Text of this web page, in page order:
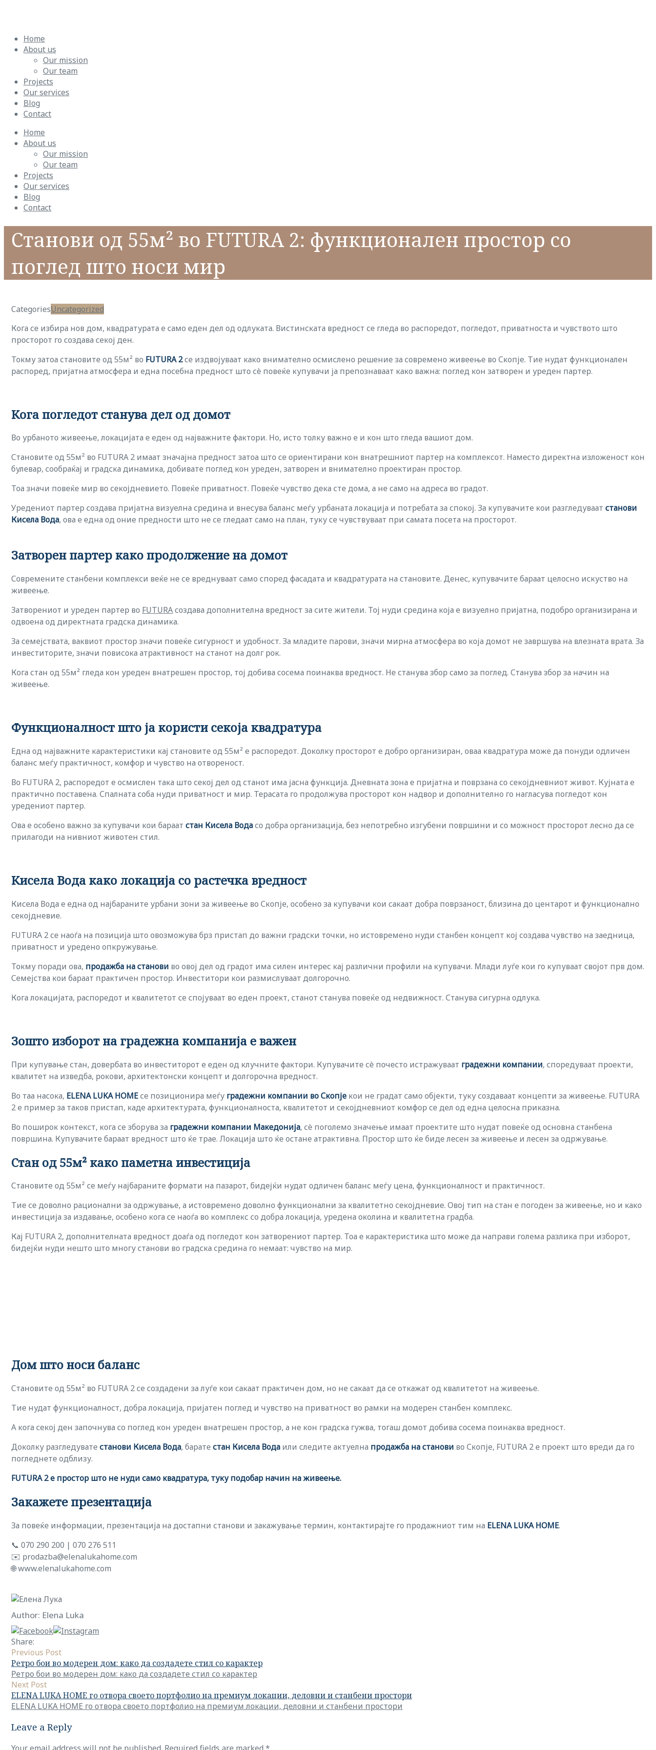
Home
About us
Our mission
Our team
Projects
Our services
Blog
Contact
Home
About us
Our mission
Our team
Projects
Our services
Blog
Contact
Станови од 55м² во FUTURA 2: функционален простор со
поглед што носи мир
CategoriesUncategorized
Кога се избира нов дом, квадратурата е само еден дел од одлуката. Вистинската вредност се гледа во распоредот, погледот, приватноста и чувството што
просторот го создава секој ден.
Токму затоа становите од 55м² во FUTURA 2се издвојуваат како внимателно осмислено решение за современо живеење во Скопје. Тие нудат функционален
распоред, пријатна атмосфера и една посебна предност што сè повеќе купувачи ја препознаваат како важна: поглед кон затворен и уреден партер.
Кога погледот станува дел од домот
Во урбаното живеење, локацијата е еден од најважните фактори. Но, исто толку важно е и кон што гледа вашиот дом.
Становите од 55м² во FUTURA 2 имаат значајна предност затоа што се ориентирани кон внатрешниот партер на комплексот. Наместо директна изложеност кон
булевар, сообраќај и градска динамика, добивате поглед кон уреден, затворен и внимателно проектиран простор.
Тоа значи повеќе мир во секојдневието. Повеќе приватност. Повеќе чувство дека сте дома, а не само на адреса во градот.
Уредениот партер создава пријатна визуелна средина и внесува баланс меѓу урбаната локација и потребата за спокој. За купувачите кои разгледуваат станови
Кисела Вода, ова е една од оние предности што не се гледаат само на план, туку се чувствуваат при самата посета на просторот.
Затворен партер како продолжение на домот
Современите станбени комплекси веќе не се вреднуваат само според фасадата и квадратурата на становите. Денес, купувачите бараат целосно искуство на
живеење.
Затворениот и уреден партер во FUTURAсоздава дополнителна вредност за сите жители. Тој нуди средина која е визуелно пријатна, подобро организирана и
одвоена од директната градска динамика.
За семејствата, ваквиот простор значи повеќе сигурност и удобност. За младите парови, значи мирна атмосфера во која домот не завршува на влезната врата. За
инвеститорите, значи повисока атрактивност на станот на долг рок.
Кога стан од 55м² гледа кон уреден внатрешен простор, тој добива сосема поинаква вредност. Не станува збор само за поглед. Станува збор за начин на
живеење.
Функционалност што ја користи секоја квадратура
Една од најважните карактеристики кај становите од 55м² е распоредот. Доколку просторот е добро организиран, оваа квадратура може да понуди одличен
баланс меѓу практичност, комфор и чувство на отвореност.
Во FUTURA 2, распоредот е осмислен така што секој дел од станот има јасна функција. Дневната зона е пријатна и поврзана со секојдневниот живот. Кујната е
практично поставена. Спалната соба нуди приватност и мир. Терасата го продолжува просторот кон надвор и дополнително го нагласува погледот кон
уредениот партер.
Ова е особено важно за купувачи кои бараат стан Кисела Водасо добра организација, без непотребно изгубени површини и со можност просторот лесно да се
прилагоди на нивниот животен стил.
Кисела Вода како локација со растечка вредност
Кисела Вода е една од најбараните урбани зони за живеење во Скопје, особено за купувачи кои сакаат добра поврзаност, близина до центарот и функционално
секојдневие.
FUTURA 2 се наоѓа на позиција што овозможува брз пристап до важни градски точки, но истовремено нуди станбен концепт кој создава чувство на заедница,
приватност и уредено опкружување.
Токму поради ова, продажба на станови во овој дел од градот има силен интерес кај различни профили на купувачи. Млади луѓе кои го купуваат својот прв дом.
Семејства кои бараат практичен простор. Инвеститори кои размислуваат долгорочно.
Кога локацијата, распоредот и квалитетот се спојуваат во еден проект, станот станува повеќе од недвижност. Станува сигурна одлука.
Зошто изборот на градежна компанија е важен
При купување стан, довербата во инвеститорот е еден од клучните фактори. Купувачите сè почесто истражуваат градежни компании, споредуваат проекти,
квалитет на изведба, рокови, архитектонски концепт и долгорочна вредност.
Во таа насока, ELENA LUKA HOMEсе позиционира меѓу градежни компании воСкопје кои не градат само објекти, туку создаваат концепти за живеење. FUTURA
2 е пример за таков пристап, каде архитектурата, функционалноста, квалитетот и секојдневниот комфор се дел од една целосна приказна.
Во поширок контекст, кога се зборува за градежни компании Македонија, сè поголемо значење имаат проектите што нудат повеќе од основна станбена
површина. Купувачите бараат вредност што ќе трае. Локација што ќе остане атрактивна. Простор што ќе биде лесен за живеење и лесен за одржување.
Стан од 55м² како паметна инвестиција
Становите од 55м² се меѓу најбараните формати на пазарот, бидејќи нудат одличен баланс меѓу цена, функционалност и практичност.
Тие се доволно рационални за одржување, а истовремено доволно функционални за квалитетно секојдневие. Овој тип на стан е погоден за живеење, но и како
инвестиција за издавање, особено кога се наоѓа во комплекс со добра локација, уредена околина и квалитетна градба.
Кај FUTURA 2, дополнителната вредност доаѓа од погледот кон затворениот партер. Тоа е карактеристика што може да направи голема разлика при изборот,
бидејќи нуди нешто што многу станови во градска средина го немаат: чувство на мир.
Дом што носи баланс
Становите од 55м² во FUTURA 2 се создадени за луѓе кои сакаат практичен дом, но не сакаат да се откажат од квалитетот на живеење.
Тие нудат функционалност, добра локација, пријатен поглед и чувство на приватност во рамки на модерен станбен комплекс.
А кога секој ден започнува со поглед кон уреден внатрешен простор, а не кон градска гужва, тогаш домот добива сосема поинаква вредност.
Доколку разгледувате станови Кисела Вода, барате стан Кисела Вода или следите актуелна продажба на станови во Скопје, FUTURA 2 е проект што вреди да го
погледнете одблизу.
FUTURA 2 е простор што не нуди само квадратура, туку подобар начин на живеење.
Закажете презентација
За повеќе информации, презентација на достапни станови и закажување термин, контактирајте го продажниот тим на ELENA LUKA HOME.
📞 070 290 200 | 070 276 511
✉️ prodazba@elenalukahome.com
🌐 www.elenalukahome.com
Author: Elena Luka
Share:
Previous Post
Ретро бои во модерен дом: како да создадете стил со карактер
Ретро бои во модерен дом: како да создадете стил со карактер
Next Post
ELENA LUKA HOME го отвора своето портфолио на премиум локации, деловни и станбени простори
ELENA LUKA HOME го отвора своето портфолио на премиум локации, деловни и станбени простори
Leave a Reply
Your email address will not be published. Required fields are marked *